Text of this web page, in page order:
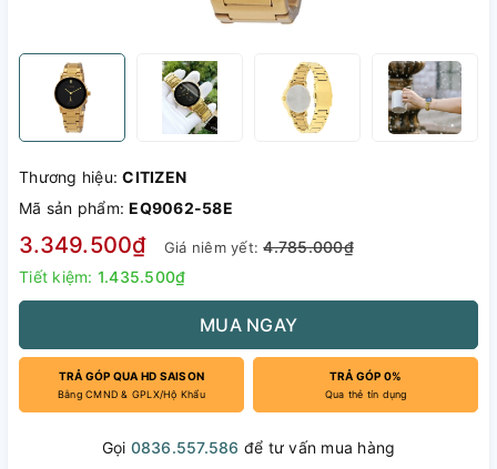
Thương hiệu:CITIZEN
Mã sản phẩm:EQ9062-58E
3.349.500₫ Giá niêm yết:4.785.000₫
Tiết kiệm: 1.435.500₫
MUA NGAY
TRẢ GÓP QUA HD SAISON
Bằng CMND & GPLX/Hộ Khẩu
TRẢ GÓP 0%
Qua thẻ tín dụng
Gọi 0836.557.586 để tư vấn mua hàng